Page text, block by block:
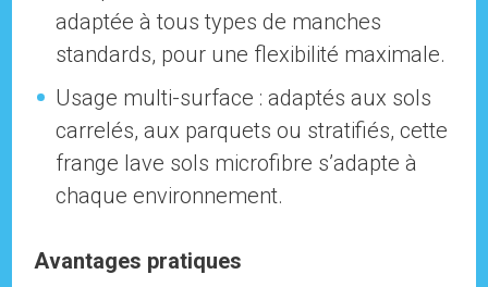
adaptée à tous types de manches
standards, pour une flexibilité maximale.
Usage multi-surface : adaptés aux sols
carrelés, aux parquets ou stratifiés, cette
frange lave sols microfibre s’adapte à
chaque environnement.
Avantages pratiques